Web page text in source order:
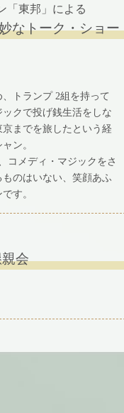
「東邦」による
なトーク・ショー
トランプ 2組を持って
ックで投げ銭⽣活をしな
までを旅したという経
ン。
コメディ・マジックをさ
のはいない、笑顔あふ
す。
会